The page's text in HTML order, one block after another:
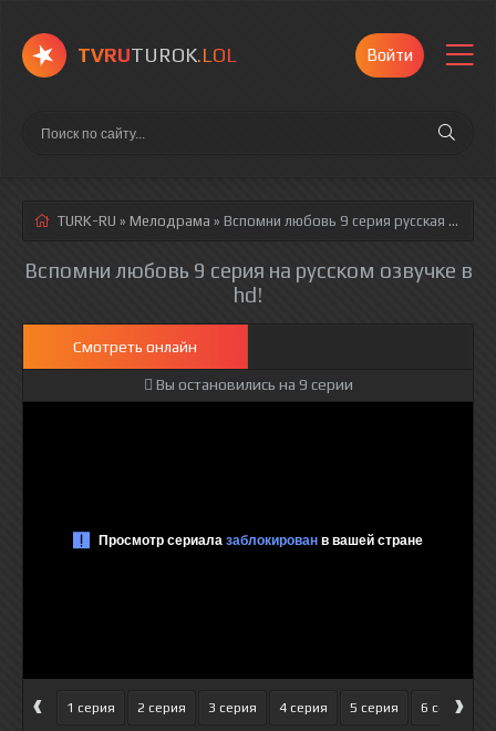
TVRUTUROK.LOL Войти
TURK-RU » Мелодрама » Вспомни любовь 9 серия русская озвучка полностью смотреть онлайн!
Вспомни любовь 9 серия на русском озвучке в
hd!
Смотреть онлайн
Вы остановились на 9 серии
‹ 1 серия 2 серия 3 серия 4 серия 5 серия 6 серия
›